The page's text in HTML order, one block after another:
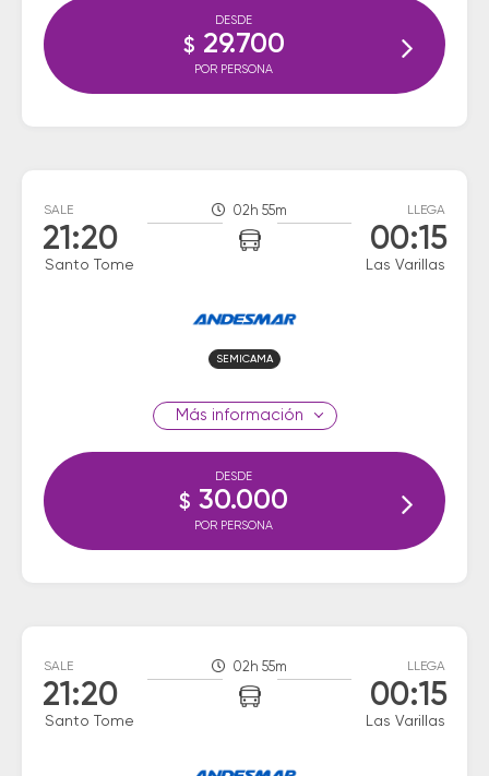
DESDE
$ 29.700
POR PERSONA
SALE
21:20
Santo Tome
02h 55m LLEGA
00:15
Las Varillas
SEMICAMA
información
DESDE
$ 30.000
POR PERSONA
SALE
21:20
Santo Tome
02h 55m LLEGA
00:15
Las Varillas